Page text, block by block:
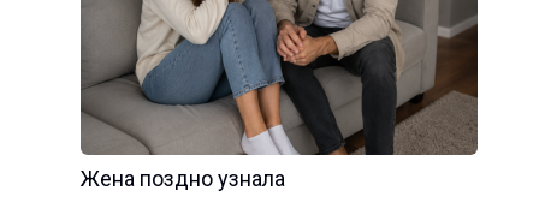
Жена поздно узнала